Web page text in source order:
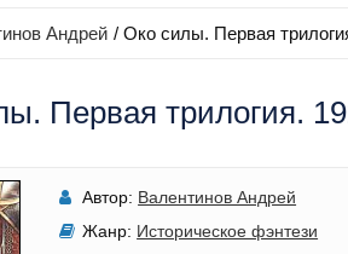
Андрей / Око силы. Первая
Первая трилогия.
Автор: Валентинов Андрей
Жанр: Историческое фэнтези